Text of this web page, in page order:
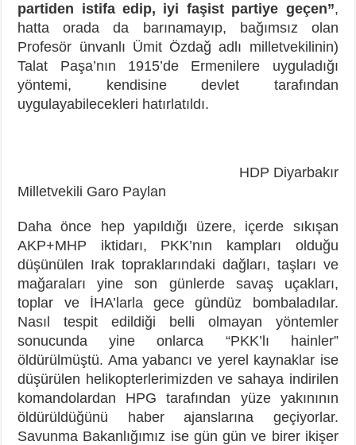
partiden istifa edip, iyi faşist partiye geçen”,
hatta orada da barınamayıp, bağımsız olan
Profesör ünvanlı Ümit Özdağ adlı milletvekilinin)
Talat Paşa’nın 1915’de Ermenilere uyguladığı
yöntemi, kendisine devlet tarafından
uygulayabilecekleri hatırlatıldı.
HDP Diyarbakır
Milletvekili Garo Paylan
Daha önce hep yapıldığı üzere, içerde sıkışan
AKP+MHP iktidarı, PKK’nın kampları olduğu
düşünülen Irak topraklarındaki dağları, taşları ve
mağaraları yine son günlerde savaş uçakları,
toplar ve İHA’larla gece gündüz bombaladılar.
Nasıl tespit edildiği belli olmayan yöntemler
sonucunda yine onlarca “PKK’lı hainler”
öldürülmüştü. Ama yabancı ve yerel kaynaklar ise
düşürülen helikopterlerimizden ve sahaya indirilen
komandolardan HPG tarafından yüze yakınının
öldürüldüğünü haber ajanslarına geçiyorlar.
Savunma Bakanlığımız ise gün gün ve birer ikişer